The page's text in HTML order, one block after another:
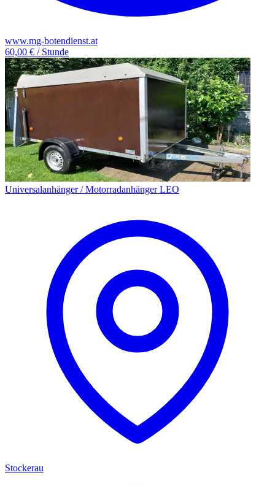
www.mg-botendienst.at
60,00 € / Stunde
Universalanhänger / Motorradanhänger LEO
Stockerau